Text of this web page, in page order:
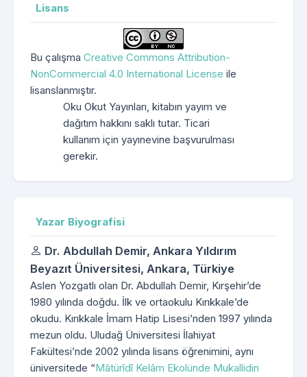
Lisans
Bu çalışma Creative Commons Attribution-
NonCommercial 4.0 International License ile
lisanslanmıştır.
Oku Okut Yayınları, kitabın yayım ve
dağıtım hakkını saklı tutar. Ticari
kullanım için yayınevine başvurulması
gerekir.
Yazar Biyografisi
Dr. Abdullah Demir, Ankara Yıldırım
Beyazıt Üniversitesi, Ankara, Türkiye
Aslen Yozgatlı olan Dr. Abdullah Demir, Kırşehir’de
1980 yılında doğdu. İlk ve ortaokulu Kırıkkale’de
okudu. Kırıkkale İmam Hatip Lisesi’nden 1997 yılında
mezun oldu. Uludağ Üniversitesi İlahiyat
Fakültesi’nde 2002 yılında lisans öğrenimini, aynı
üniversitede “Mâtürîdî Kelâm Ekolünde Mukallidin